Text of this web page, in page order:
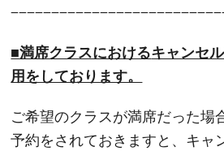
■満席クラスにおけるキャンセ
用をしております。
ご希望のクラスが満席だった場
予約をされておきますと、キャ